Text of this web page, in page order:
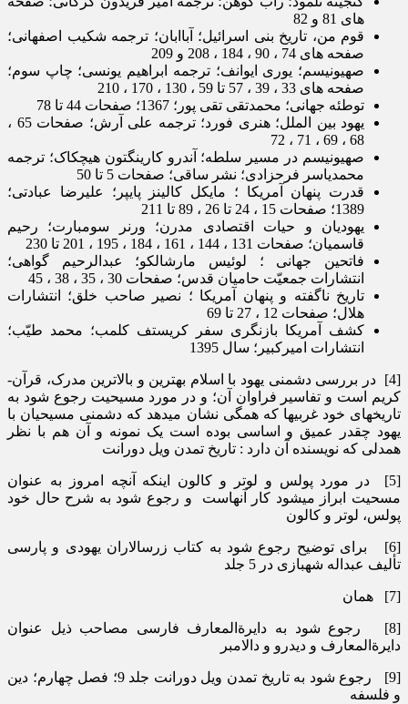
های 81 و 82
قوم من، تاریخ بنی اسرائیل؛ آباابان؛ ترجمه شکیب اصفهانی؛
صفحه های 74 ، 90 ، 184 ، 208 و 209
صهیونیسم؛ یوری ایوانف؛ ترجمه ابراهیم یونسی؛ چاپ سوم؛
صفحه های 33 ، 39 ، 57 تا 59 ، 130 ، 170 ، 210
توطئه جهانی؛ محمدتقی تقی پور؛ 1367؛ صفحات 44 تا 78
یهود بین الملل؛ هنری فورد؛ ترجمه علی آرش؛ صفحات 65 ،
68 ، 69 ، 71 ، 72
صهیونیسم در مسیر سلطه؛ آندرو کارینگتون هیچکاک؛ ترجمه
محمدیاسر فرحزادی؛ نشر ساقی؛ صفحات 5 تا 50
قدرت پنهان آمریکا ؛ مایکل کالینز پایپر؛ علیرضا عبادتی؛
1389؛ صفحات 15 ، 24 تا 26 ، 89 تا 211
یهودیان و حیات اقتصادی مدرن؛ ورنر سومبارت؛ رحیم
قاسمیان؛ صفحات 131 ، 144 ، 161 ، 184 ، 195 ، 201 تا 230
فاتحین جهانی ؛ لوئیس مارشالکو؛ عبدالرحیم گواهی؛
انتشارات جمعیّت حامیان قدس؛ صفحات 30 ، 35 ، 38 ، 45
تاریخ ناگفته و پنهان آمریکا ؛ نصیر صاحب خلق؛ انتشارات
هلال؛ صفحات 12 ، 27 تا 69
کشف آمریکا بازنگری سفر کریستف کلمب؛ محمد طیّب؛
انتشارات امیرکبیر؛ سال 1395
[4] در بررسی دشمنی یهود با اسلام بهترین و بالاترین مدرک، قرآن­
کریم است و تفاسیر فراوان آن؛ و در مورد مسیحیت رجوع شود به
تاریخ­های خود غربی­ها که همگی نشان می­دهد که دشمنی مسیحیان با
یهود چقدر عمیق و اساسی بوده است یک نمونه و آن هم با نظر
همدلی که نویسنده آن دارد : تاریخ تمدن ویل دورانت
[5] در مورد پولس و لوتر و کالون اینکه آنچه امروز به عنوان
مسحیت ابراز می­شود کار آنهاست و رجوع شود به شرح حال خود
پولس، لوتر و کالون
[6] برای توضیح رجوع شود به کتاب زرسالاران یهودی و پارسی
تألیف عبداله شهبازی در 5 جلد
[7] همان
[8] رجوع شود به دایرةالمعارف فارسی مصاحب ذیل عنوان
دایرةالمعارف و دیدرو و دالامبر
[9] رجوع شود به تاریخ تمدن ویل دورانت جلد 9؛ فصل چهارم؛ دین
و فلسفه